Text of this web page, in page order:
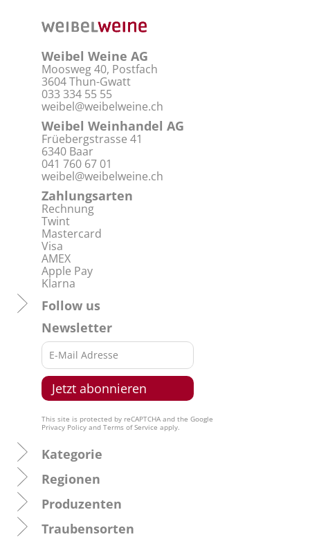
Weibel Weine AG
Moosweg 40, Postfach
3604 Thun-Gwatt
033 334 55 55
weibel@weibelweine.ch
Weibel Weinhandel AG
Früebergstrasse 41
6340 Baar
041 760 67 01
weibel@weibelweine.ch
Zahlungsarten
Rechnung
Twint
Mastercard
Visa
AMEX
Apple Pay
Klarna
Follow us
Newsletter
This site is protected by reCAPTCHA and the Google
Privacy Policy and Terms of Service apply.
Kategorie
Regionen
Produzenten
Traubensorten